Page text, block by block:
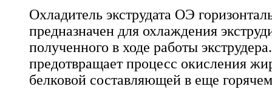
Охладитель экструдата ОЭ
предназначен для охлаждения
полученного в ходе работы
предотвращает процесс окисления
белковой составляющей в еще горячем